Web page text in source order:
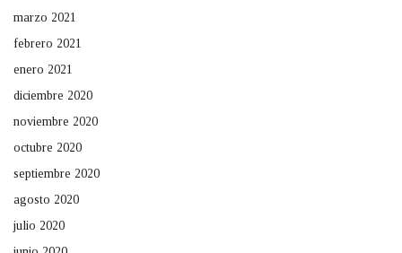
marzo 2021
febrero 2021
enero 2021
diciembre 2020
noviembre 2020
octubre 2020
septiembre 2020
agosto 2020
julio 2020